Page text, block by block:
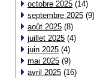
octobre 2025 (14)
septembre 2025 (9)
août 2025 (8)
juillet 2025 (4)
juin 2025 (4)
mai 2025 (9)
avril 2025 (16)